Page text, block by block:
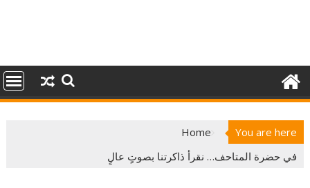
You are here
Home
في حضرة المتاحف… نقرأ ذاكرتنا بصوتٍ عالٍ